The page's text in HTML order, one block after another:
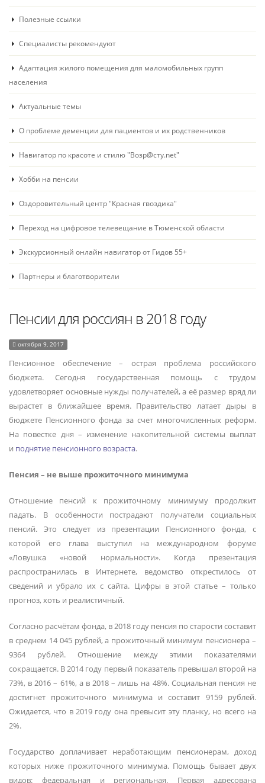
Полезные ссылки
Специалисты рекомендуют
Адаптация жилого помещения для маломобильных групп
населения
Актуальные темы
О проблеме деменции для пациентов и их родственников
Навигатор по красоте и стилю "Возр@сту.net"
Хобби на пенсии
Оздоровительный центр "Красная гвоздика"
Переход на цифровое телевещание в Тюменской области
Экскурсионный онлайн навигатор от Гидов 55+
Партнеры и благотворители
Пенсии для россиян в 2018 году
октября 9, 2017
Пенсионное обеспечение – острая проблема российского
бюджета. Сегодня государственная помощь с трудом
удовлетворяет основные нужды получателей, а её размер вряд ли
вырастет в ближайшее время. Правительство латает дыры в
бюджете Пенсионного фонда за счет многочисленных реформ.
На повестке дня – изменение накопительной системы выплат
и поднятие пенсионного возраста.
Пенсия – не выше прожиточного минимума
Отношение пенсий к прожиточному минимуму продолжит
падать. В особенности пострадают получатели социальных
пенсий. Это следует из презентации Пенсионного фонда, с
которой его глава выступил на международном форуме
«Ловушка «новой нормальности». Когда презентация
распространилась в Интернете, ведомство открестилось от
сведений и убрало их с сайта. Цифры в этой статье – только
прогноз, хоть и реалистичный.
Согласно расчётам фонда, в 2018 году пенсия по старости составит
в среднем 14 045 рублей, а прожиточный минимум пенсионера –
9364 рублей. Отношение между этими показателями
сокращается. В 2014 году первый показатель превышал второй на
73%, в 2016 – 61%, а в 2018 – лишь на 48%. Социальная пенсия не
достигнет прожиточного минимума и составит 9159 рублей.
Ожидается, что в 2019 году она превысит эту планку, но всего на
2%.
Государство доплачивает неработающим пенсионерам, доход
которых ниже прожиточного минимума. Помощь бывает двух
видов: федеральная и региональная. Первая адресована